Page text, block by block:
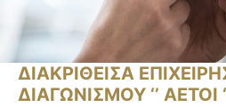
ΔΙΑΚΡΙΘΕΙΣΑ
ΔΙΑΓΩΝΙΣΜΟΥ ‘’ ΑΕΤΟΙ